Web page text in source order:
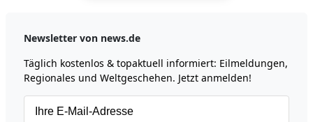
Newsletter von news.de
Täglich kostenlos & topaktuell informiert: Eilmeldungen,
Regionales und Weltgeschehen. Jetzt anmelden!